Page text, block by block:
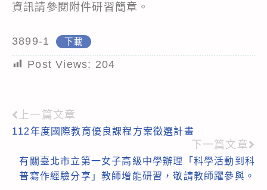
資訊請參閱附件研習簡章。
3899-1 下載
Post Views: 204
Read
more
articles
上一篇文章
112年度國際教育優良課程方案徵選計畫
下一篇文章
有關臺北市立第一女子高級中學辦理「科學活動到科
普寫作經驗分享」教師增能研習，敬請教師躍參與。